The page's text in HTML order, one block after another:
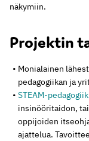
näkymiin.
Projektin
Monialainen
pedagogiikan ja
STEAM-
insinööritaidon,
oppijoiden
ajattelua.